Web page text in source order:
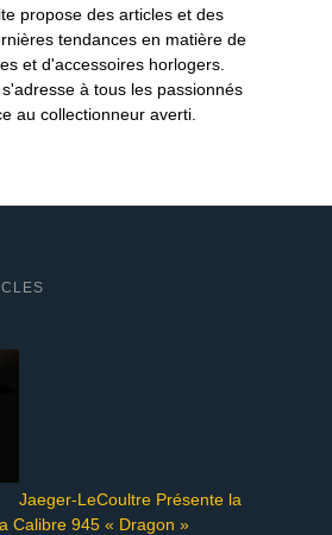
propose des articles et des
tendances en matière de
et d'accessoires horlogers.
à tous les passionnés
au collectionneur averti.
Jaeger-LeCoultre Présente la
Calibre 945 « Dragon »